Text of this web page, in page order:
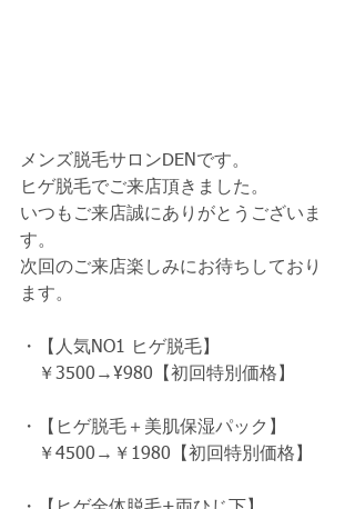
メンズ脱毛サロンDENです。
ヒゲ脱毛でご来店頂きました。
いつもご来店誠にありがとうございま
す。
次回のご来店楽しみにお待ちしており
ます。
・【人気NO1 ヒゲ脱毛】
￥3500→¥980【初回特別価格】
・【ヒゲ脱毛＋美肌保湿パック】
￥4500→￥1980【初回特別価格】